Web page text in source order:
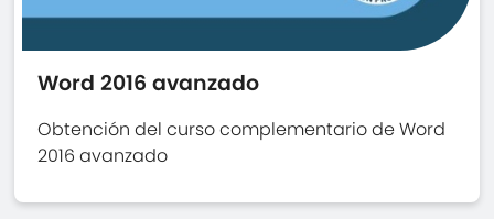
Word 2016 avanzado
Obtención del curso complementario de Word
2016 avanzado